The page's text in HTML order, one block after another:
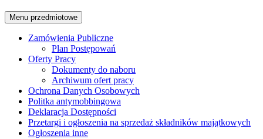
Menu przedmiotowe
Zamówienia Publiczne
Plan Postępowań
Oferty Pracy
Dokumenty do naboru
Archiwum ofert pracy
Ochrona Danych Osobowych
Politka antymobbingowa
Deklaracja Dostępności
Przetargi i ogłoszenia na sprzedaż składników majątkowych
Ogłoszenia inne